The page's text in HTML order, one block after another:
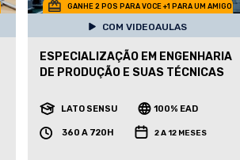
GANHE 2 POS PARA VOCE +1 PARA UM AMIGO
COM VIDEOAULAS
ESPECIALIZAÇÃO EM ENGENHARIA
DE PRODUÇÃO E SUAS TÉCNICAS
LATO SENSU 100% EAD
360 A 720H 2 A 12 MESES